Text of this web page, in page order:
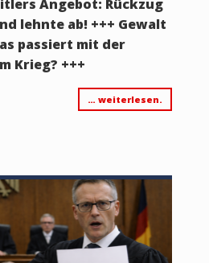
Angebot: Rückzug
lehnte ab! +++ Gewalt
passiert mit der
Krieg? +++
… weiterlesen.